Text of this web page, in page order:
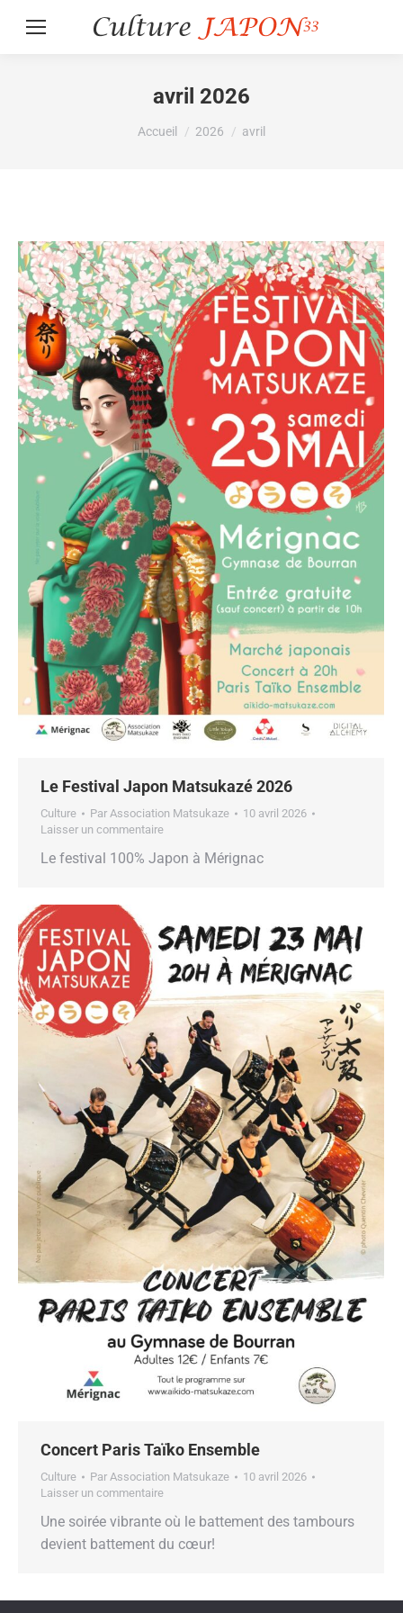
avril 2026
Vous êtes ici :
Accueil 2026 avril
Le Festival Japon Matsukazé 2026
Culture Par Association Matsukaze
10 avril 2026
Laisser un commentaire
Le festival 100% Japon à Mérignac
Concert Paris Taïko Ensemble
Culture Par Association Matsukaze
10 avril 2026
Laisser un commentaire
Une soirée vibrante où le battement des tambours
devient battement du cœur!